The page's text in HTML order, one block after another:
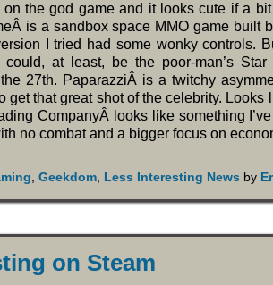
the god game and it looks cute if a
is a sandbox space MMO game built
I tried had some wonky controls.
could, at least, be the poor-man’s
27th. PaparazziÂ is a twitchy
get that great shot of the celebrity.
CompanyÂ looks like something
no combat and a bigger focus on
,Geekdom Less Interesting News by
on Steam